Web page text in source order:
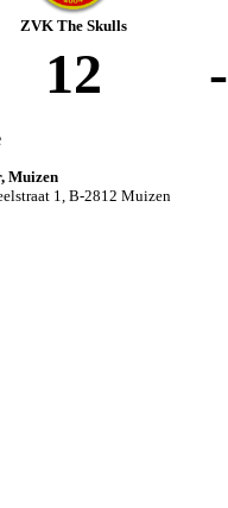
ZVK The Skulls
12 -
Muizen
1, B-2812 Muizen